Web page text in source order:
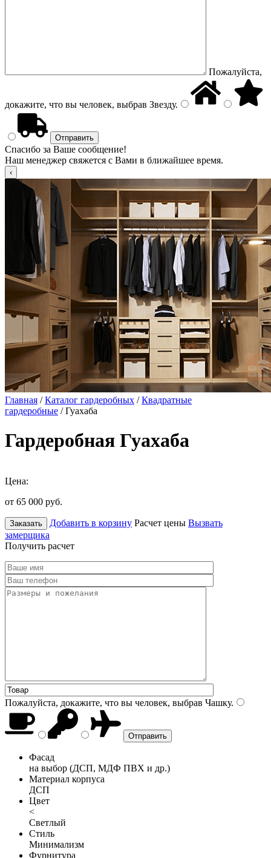
Пожалуйста,
докажите, что вы человек, выбрав Звезду.
Спасибо за Ваше сообщение!
Наш менеджер свяжется с Вами в ближайшее время.
Главная /Каталог гардеробных /Квадратные
гардеробные / Гуахаба
Гардеробная Гуахаба
Цена:
от 65 000 руб.
Заказать Добавить в корзину Расчет цены Вызвать
замерщика
Получить расчет
Пожалуйста, докажите, что вы человек, выбрав Чашку.
Фасад
на выбор (ДСП, МДФ ПВХ и др.)
Материал корпуса
ДСП
Цвет
<
Светлый
Стиль
Минимализм
Фурнитура